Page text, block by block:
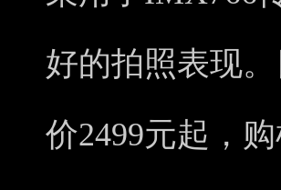
好的拍照表现
价2499元起，